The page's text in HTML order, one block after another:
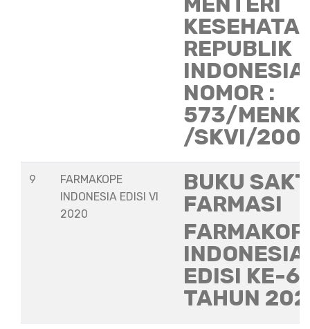
REPUBLIK
INDONESIA
NOMOR :
573/
/SKVI/
9
FARMAKOPE
INDONESIA EDISI VI
2020
BUKU
FARMASI
INDONESIA
EDISI KE-6
TAHUN